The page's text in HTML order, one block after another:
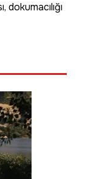
dokumacılığı